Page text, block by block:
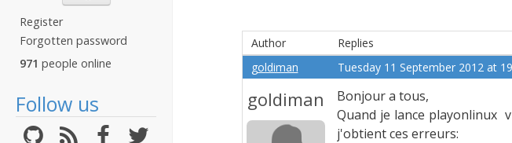
Register
Forgotten password
971 people online
Follow us
Author
Replies
goldiman
Tuesday 11 September 2012 at
goldiman
Bonjour a tous,
Quand je lance playonlinux
j'obtient ces erreurs: